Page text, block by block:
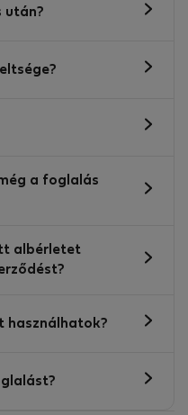
után?
a foglalás
albérletet
használhatok?